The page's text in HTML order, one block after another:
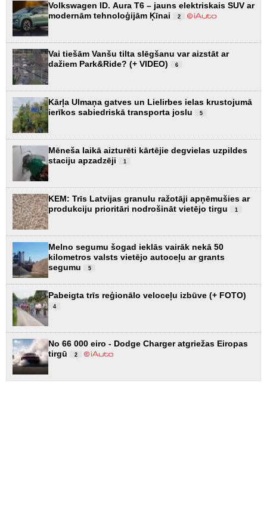
Volkswagen ID. Aura T6 – jauns elektriskais SUV ar
modernām tehnoloģijām Ķīnai
2
Vai tiešām Vanšu tilta slēgšanu var aizstāt ar
dažiem Park&Ride? (+ VIDEO)
6
Kārļa Ulmaņa gatves un Lielirbes ielas krustojumā
ierīkos sabiedriskā transporta joslu
5
Mēneša laikā aizturēti kārtējie degvielas uzpildes
staciju apzadzēji
1
KEM: Trīs Latvijas granulu ražotāji apņēmušies ar
produkciju prioritāri nodrošināt vietējo tirgu
1
Melno segumu šogad ieklās vairāk nekā 50
kilometros valsts vietējo autoceļu ar grants
segumu
5
Pabeigta trīs reģionālo veloceļu izbūve (+ FOTO)
4
No 66 000 eiro - Dodge Charger atgriežas Eiropas
tirgū
2